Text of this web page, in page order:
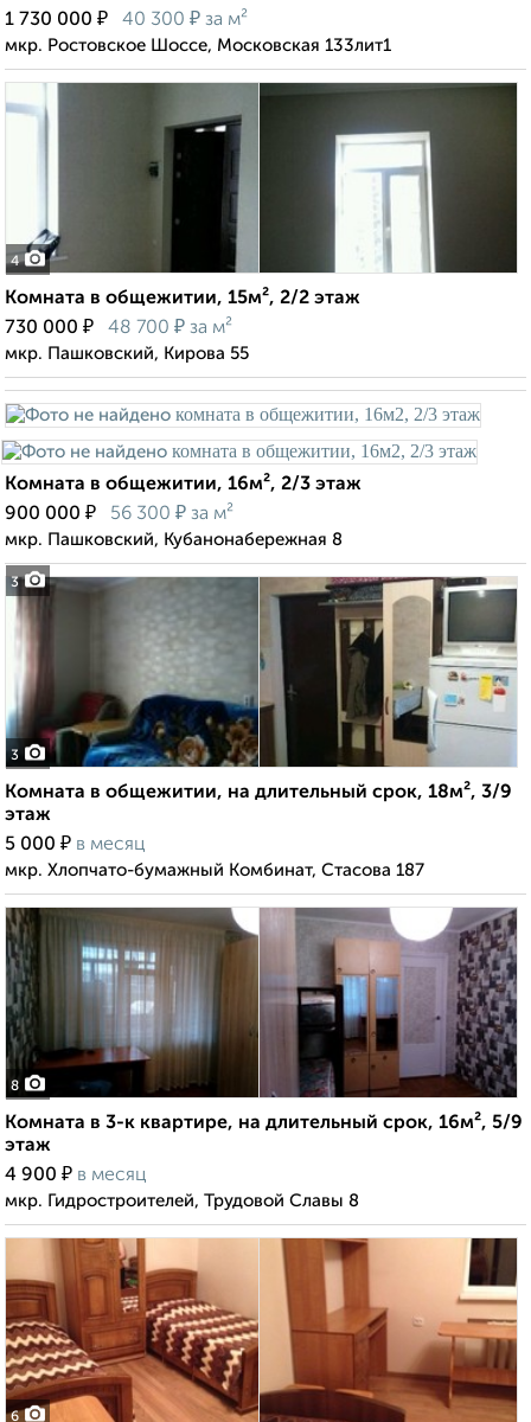
1 730 000 ₽ 40 300 ₽ за м²
мкр. Ростовское Шоссе, Московская 133лит1
4
Комната в общежитии, 15м², 2/2 этаж
730 000 ₽ 48 700 ₽ за м²
мкр. Пашковский, Кирова 55
3
Комната в общежитии, 16м², 2/3 этаж
900 000 ₽ 56 300 ₽ за м²
мкр. Пашковский, Кубанонабережная 8
3
Комната в общежитии, на длительный срок, 18м², 3/9
этаж
5 000 ₽ в месяц
мкр. Хлопчато-бумажный Комбинат, Стасова 187
8
Комната в 3-к квартире, на длительный срок, 16м², 5/9
этаж
4 900 ₽ в месяц
мкр. Гидростроителей, Трудовой Славы 8
6